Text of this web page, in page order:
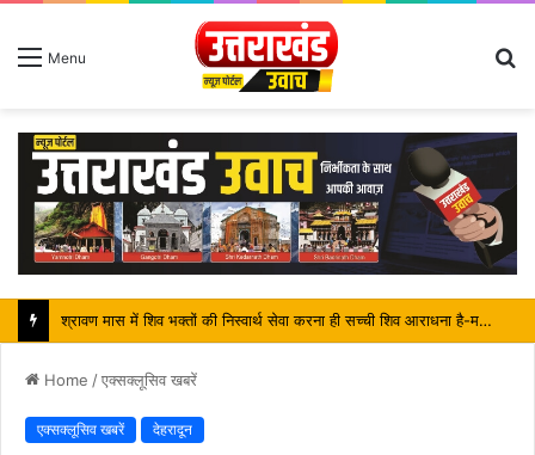
Menu
श्रावण मास में शिव भक्तों की निस्वार्थ सेवा करना ही सच्ची शिव आराधना है-महंत बिष्णु दास
Home /एक्सक्लूसिव खबरें
एक्सक्लूसिव खबरें देहरादून